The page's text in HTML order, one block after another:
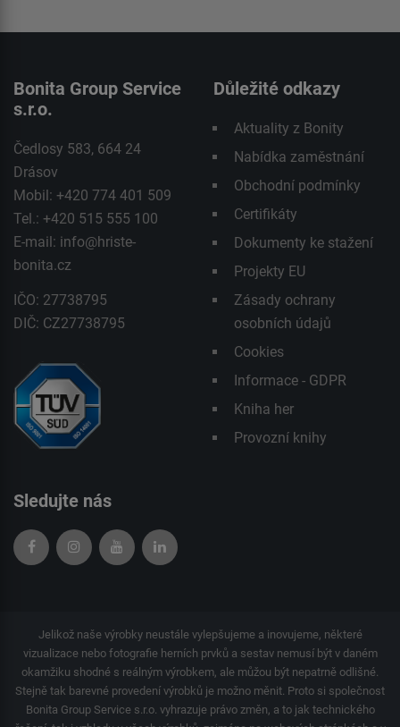
Bonita Group Service
s.r.o.
Čedlosy 583, 664 24
Drásov
Mobil: +420 774 401 509
Tel.: +420 515 555 100
E-mail: info@hriste-
bonita.cz
IČO: 27738795
DIČ: CZ27738795
Důležité odkazy
Aktuality z Bonity
Nabídka zaměstnání
Obchodní podmínky
Certifikáty
Dokumenty ke stažení
Projekty EU
Zásady ochrany
osobních údajů
Cookies
Informace - GDPR
Kniha her
Provozní knihy
Sledujte nás
Jelikož naše výrobky neustále vylepšujeme a inovujeme, některé
vizualizace nebo fotografie herních prvků a sestav nemusí být v daném
okamžiku shodné s reálným výrobkem, ale můžou být nepatrně odlišné.
Stejně tak barevné provedení výrobků je možno měnit. Proto si společnost
Bonita Group Service s.r.o. vyhrazuje právo změn, a to jak technického